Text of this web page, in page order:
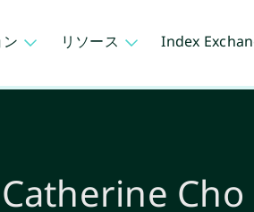
リソース Index
Cho